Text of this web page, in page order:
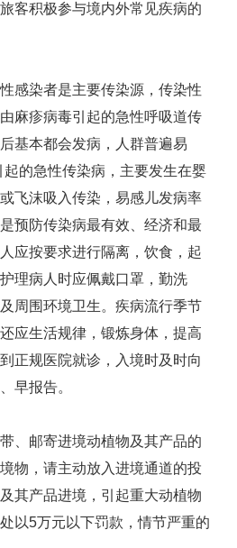
客积极参与境内外常见疾病的
感染者是主要传染源，传染性
麻疹病毒引起的急性呼吸道传
基本都会发病，人群普遍易
的急性传染病，主要发生在婴
飞沫吸入传染，易感儿发病率
预防传染病最有效、经济和最
应按要求进行隔离，饮食，起
理病人时应佩戴口罩，勤洗
周围环境卫生。疾病流行季节
应生活规律，锻炼身体，提高
正规医院就诊，入境时及时向
早报告。
、邮寄进境动植物及其产品的
物，请主动放入进境通道的投
其产品进境，引起重大动植物
以5万元以下罚款，情节严重的